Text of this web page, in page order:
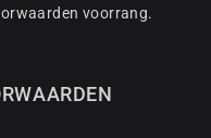
voorrang.